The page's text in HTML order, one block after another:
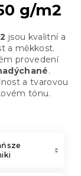
g/m2
jsou kvalitní a
a měkkost.
provedení
.
a tvarovou
tónu.